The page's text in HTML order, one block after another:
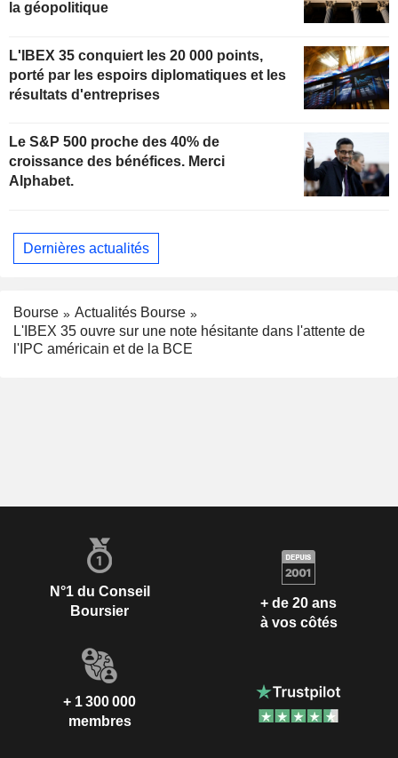
la géopolitique
L'IBEX 35 conquiert les 20 000 points,
porté par les espoirs diplomatiques et les
résultats d'entreprises
Le S&P 500 proche des 40% de
croissance des bénéfices. Merci
Alphabet.
Dernières actualités
Bourse
Actualités Bourse
L'IBEX 35 ouvre sur une note hésitante dans l'attente de
l'IPC américain et de la BCE
N°1 du Conseil
Boursier
+ de 20 ans
à vos côtés
+ 1 300 000
membres